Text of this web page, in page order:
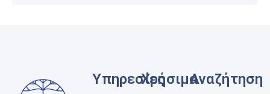
ΥπηρεσίεςΧρήσιμαΑναζήτηση